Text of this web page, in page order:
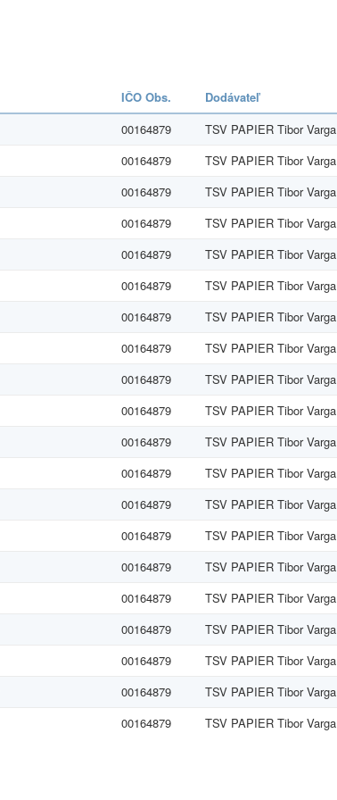
IČO Obs. Dodávateľ
00164879 TSV PAPIER Tibor Varga
00164879 TSV PAPIER Tibor Varga
00164879 TSV PAPIER Tibor Varga
00164879 TSV PAPIER Tibor Varga
00164879 TSV PAPIER Tibor Varga
00164879 TSV PAPIER Tibor Varga
00164879 TSV PAPIER Tibor Varga
00164879 TSV PAPIER Tibor Varga
00164879 TSV PAPIER Tibor Varga
00164879 TSV PAPIER Tibor Varga
00164879 TSV PAPIER Tibor Varga
00164879 TSV PAPIER Tibor Varga
00164879 TSV PAPIER Tibor Varga
00164879 TSV PAPIER Tibor Varga
00164879 TSV PAPIER Tibor Varga
00164879 TSV PAPIER Tibor Varga
00164879 TSV PAPIER Tibor Varga
00164879 TSV PAPIER Tibor Varga
00164879 TSV PAPIER Tibor Varga
00164879 TSV PAPIER Tibor Varga